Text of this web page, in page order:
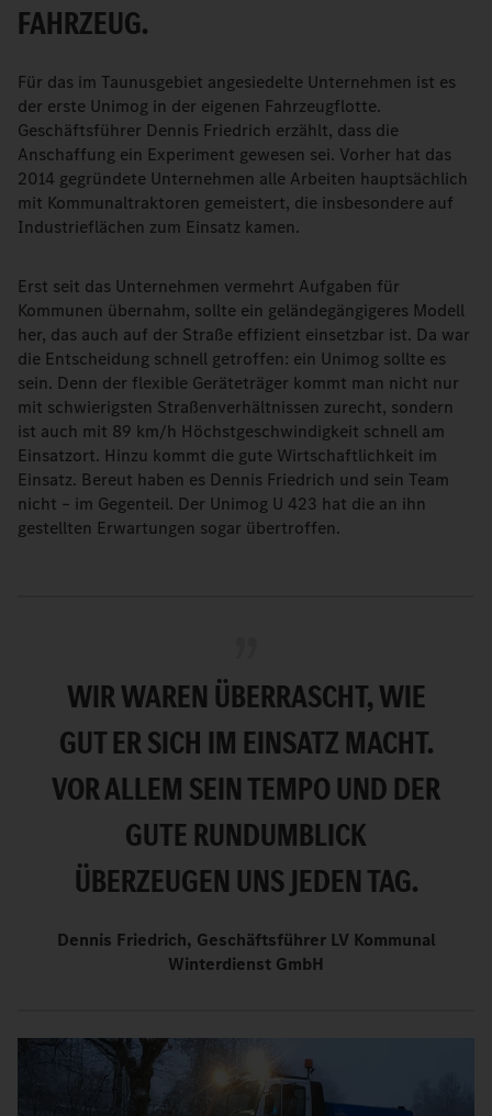
FAHRZEUG.
Für das im Taunusgebiet angesiedelte Unternehmen ist es
der erste Unimog in der eigenen Fahrzeugflotte.
Geschäftsführer Dennis Friedrich erzählt, dass die
Anschaffung ein Experiment gewesen sei. Vorher hat das
2014 gegründete Unternehmen alle Arbeiten hauptsächlich
mit Kommunaltraktoren gemeistert, die insbesondere auf
Industrieflächen zum Einsatz kamen.
Erst seit das Unternehmen vermehrt Aufgaben für
Kommunen übernahm, sollte ein geländegängigeres Modell
her, das auch auf der Straße effizient einsetzbar ist. Da war
die Entscheidung schnell getroffen: ein Unimog sollte es
sein. Denn der flexible Geräteträger kommt man nicht nur
mit schwierigsten Straßenverhältnissen zurecht, sondern
ist auch mit 89 km/h Höchstgeschwindigkeit schnell am
Einsatzort. Hinzu kommt die gute Wirtschaftlichkeit im
Einsatz. Bereut haben es Dennis Friedrich und sein Team
nicht – im Gegenteil. Der Unimog U 423 hat die an ihn
gestellten Erwartungen sogar übertroffen.
WIR WAREN ÜBERRASCHT, WIE
GUT ER SICH IM EINSATZ MACHT.
VOR ALLEM SEIN TEMPO UND DER
GUTE RUNDUMBLICK
ÜBERZEUGEN UNS JEDEN TAG.
Dennis Friedrich, Geschäftsführer LV Kommunal
Winterdienst GmbH